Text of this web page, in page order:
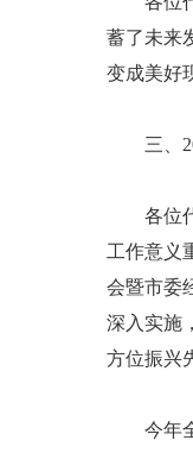
蓄了未来
变成美好
三、
各位代
工作意义
会暨市委
深入实施
方位振兴
今年全